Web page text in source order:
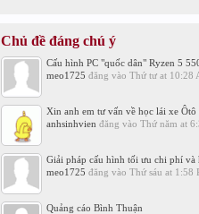
Chủ đề đáng chú ý
Cấu hình PC "quốc dân" Ryzen 5
meo1725 đăng vào Thứ tư at 10:28
Xin anh em tư vấn về học lái xe Ôtô
anhsinhvien đăng vào Thứ năm at
Giải pháp cấu hình tối ưu chi phí và
meo1725 đăng vào Thứ sáu at 1:58
Quảng cáo Bình Thuận